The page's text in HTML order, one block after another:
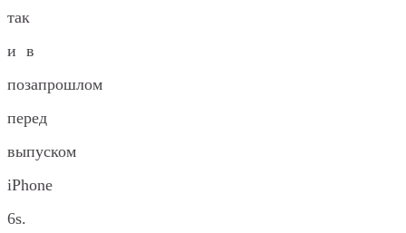
так
и в
позапрошлом
перед
выпуском
iPhone
6s.